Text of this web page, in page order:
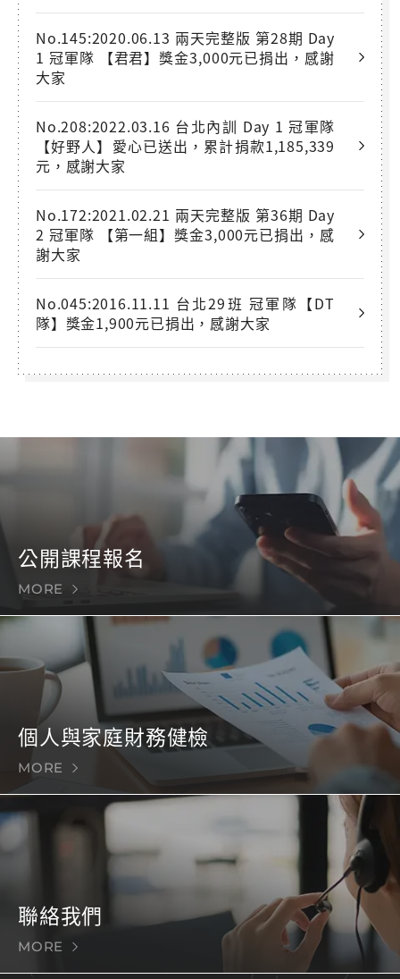
No.145:2020.06.13 兩天完整版 第28期 Day
1 冠軍隊 【君君】獎金3,000元已捐出，感謝
大家
No.208:2022.03.16 台北內訓 Day 1 冠軍隊
【好野人】愛心已送出，累計捐款1,185,339
元，感謝大家
No.172:2021.02.21 兩天完整版 第36期 Day
2 冠軍隊 【第一組】獎金3,000元已捐出，感
謝大家
No.045:2016.11.11 台北29班 冠軍隊【DT
隊】獎金1,900元已捐出，感謝大家
公開課程報名
MORE
個人與家庭財務健檢
MORE
聯絡我們
MORE